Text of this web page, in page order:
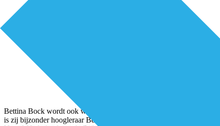
Bettina Bock wordt ook wel ‘krimpprofessor’ genoemd. Sinds 2015
is zij bijzonder hoogleraar Bevolkingsdaling en Leefbaarheid voor